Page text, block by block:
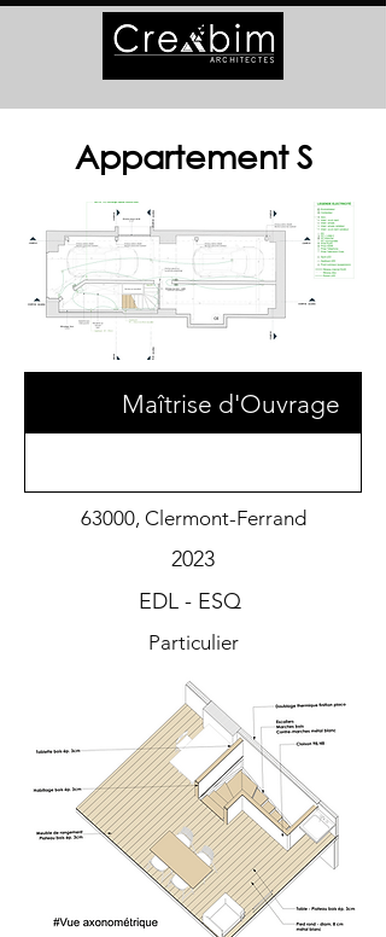
Appartement S
Maîtrise d'Ouvrage
63000, Clermont-Ferrand
2023
EDL - ESQ
Particulier